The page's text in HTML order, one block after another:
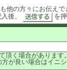
他の方々にお伝え
後、
を
頂く場合があります。
が良い場合はイニ